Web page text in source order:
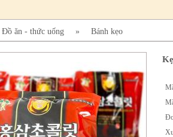
Đồ ăn - thức uống » Bánh kẹo